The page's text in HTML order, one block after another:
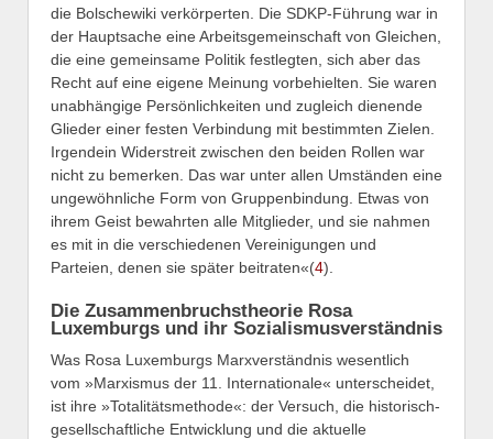
die Bolschewiki verkörperten. Die SDKP-Führung war in
der Hauptsache eine Arbeitsgemeinschaft von Gleichen,
die eine gemeinsame Politik festlegten, sich aber das
Recht auf eine eigene Meinung vorbehielten. Sie waren
unabhängige Persönlichkeiten und zugleich dienende
Glieder einer festen Verbindung mit bestimmten Zielen.
Irgendein Widerstreit zwischen den beiden Rollen war
nicht zu bemerken. Das war unter allen Umständen eine
ungewöhnliche Form von Gruppenbindung. Etwas von
ihrem Geist bewahrten alle Mitglieder, und sie nahmen
es mit in die verschiedenen Vereinigungen und
Parteien, denen sie später beitraten«(4).
Die Zusammenbruchstheorie Rosa
Luxemburgs und ihr Sozialismusverständnis
Was Rosa Luxemburgs Marxverständnis wesentlich
vom »Marxismus der 11. Internationale« unterscheidet,
ist ihre »Totalitätsmethode«: der Versuch, die historisch-
gesellschaftliche Entwicklung und die aktuelle